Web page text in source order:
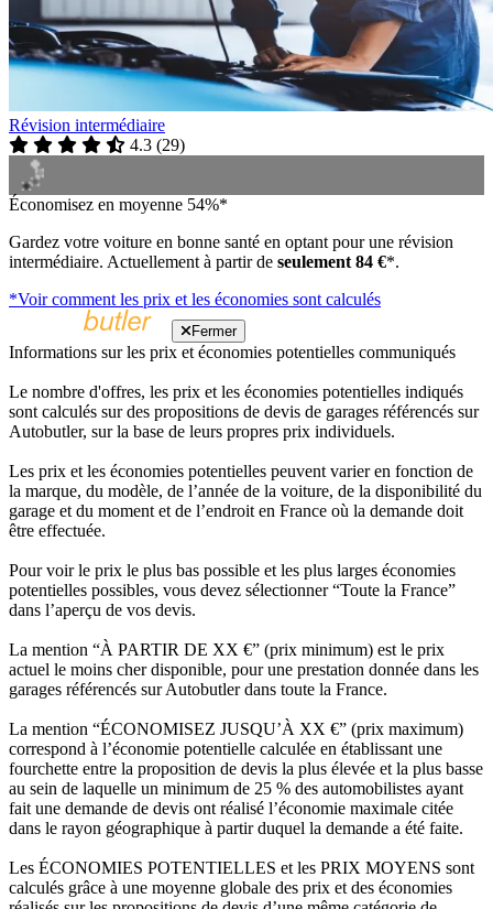
Révision intermédiaire
4.3 (29)
Économisez en moyenne 54%*
Gardez votre voiture en bonne santé en optant pour une révision
intermédiaire. Actuellement à partir de seulement 84 €*.
*Voir comment les prix et les économies sont calculés
Fermer
Informations sur les prix et économies potentielles communiqués
Le nombre d'offres, les prix et les économies potentielles indiqués
sont calculés sur des propositions de devis de garages référencés sur
Autobutler, sur la base de leurs propres prix individuels.
Les prix et les économies potentielles peuvent varier en fonction de
la marque, du modèle, de l’année de la voiture, de la disponibilité du
garage et du moment et de l’endroit en France où la demande doit
être effectuée.
Pour voir le prix le plus bas possible et les plus larges économies
potentielles possibles, vous devez sélectionner “Toute la France”
dans l’aperçu de vos devis.
La mention “À PARTIR DE XX €” (prix minimum) est le prix
actuel le moins cher disponible, pour une prestation donnée dans les
garages référencés sur Autobutler dans toute la France.
La mention “ÉCONOMISEZ JUSQU’À XX €” (prix maximum)
correspond à l’économie potentielle calculée en établissant une
fourchette entre la proposition de devis la plus élevée et la plus basse
au sein de laquelle un minimum de 25 % des automobilistes ayant
fait une demande de devis ont réalisé l’économie maximale citée
dans le rayon géographique à partir duquel la demande a été faite.
Les ÉCONOMIES POTENTIELLES et les PRIX MOYENS sont
calculés grâce à une moyenne globale des prix et des économies